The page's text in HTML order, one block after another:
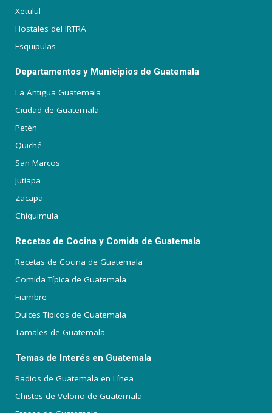
Xetulul
Hostales del IRTRA
Esquipulas
Departamentos y Municipios de Guatemala
La Antigua Guatemala
Ciudad de Guatemala
Petén
Quiché
San Marcos
Jutiapa
Zacapa
Chiquimula
Recetas de Cocina y Comida de Guatemala
Recetas de Cocina de Guatemala
Comida Típica de Guatemala
Fiambre
Dulces Típicos de Guatemala
Tamales de Guatemala
Temas de Interés en Guatemala
Radios de Guatemala en Línea
Chistes de Velorio de Guatemala